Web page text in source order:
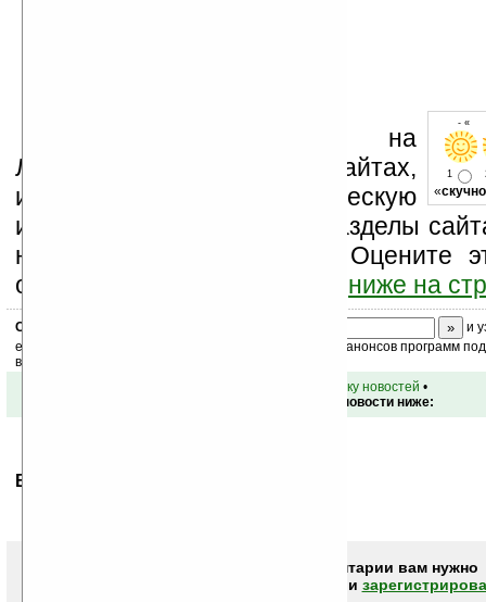
- «
1
«скучно
Устанавливайте линк на
Ладошки на своих сайтах,
изучайте коммерческую
информацию, посещайте разделы
новости, файлы, прочие). Оцените
оставьте свой комментарий ниже на
Скоро
и
ежедневный или еженедельный дайджест новостей, анонсов программ
ваш почтовый ящик.
вернуться к списку новостей •
Обсуждение этой новости ниже:
Ваше мнение будет первым.
Чтобы писать комментарии вам нужно
или